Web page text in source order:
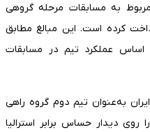
به مسابقات مرحله گروهی
کرده است. این مبالغ مطابق
عملکرد تیم در مسابقات
به‌عنوان تیم دوم گروه راهی
روی دیدار حساس برابر استرالیا